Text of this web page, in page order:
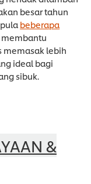
besar tahun
beberapa
memasak lebih
ideal bagi
sibuk.
&